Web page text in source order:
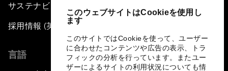
このウェブサイトはCookieを使用し
ます
このサイトではCookieを使って、ユーザー
に合わせたコンテンツや広告の表示、トラ
フィックの分析を行っています。またユー
ザーによるサイトの利用状況についても情
サステナビリティへの取り組み
採用情報 (英語のみ)
言語